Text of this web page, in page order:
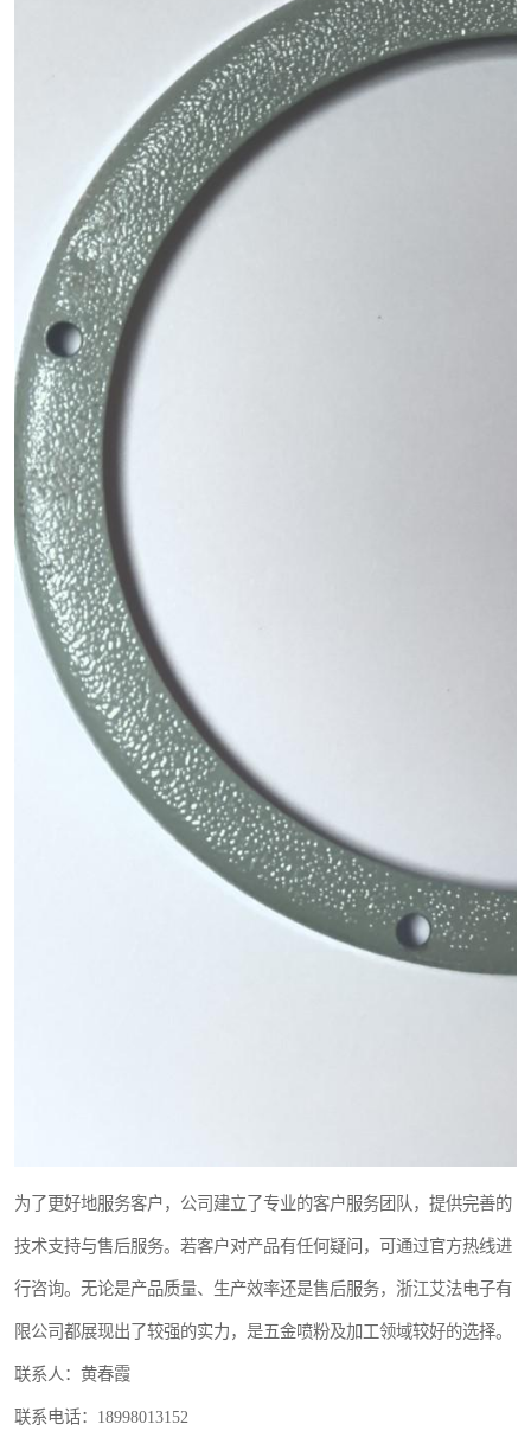
为了更好地服务客户，公司建立了专业的客户服务团队，提供完善的
技术支持与售后服务。若客户对产品有任何疑问，可通过官方热线进
行咨询。无论是产品质量、生产效率还是售后服务，浙江艾法电子有
限公司都展现出了较强的实力，是五金喷粉及加工领域较好的选择。
联系人：黄春霞
联系电话：18998013152